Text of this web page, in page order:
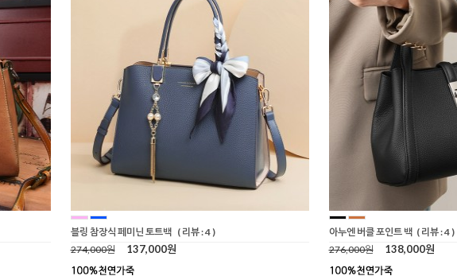
블링 참장식 페미닌 토트백 ( 리뷰 : 4 )
274,000원
137,000원
아누엔 버클 포인트 백 ( 리뷰 : 4 )
276,000원
138,000원